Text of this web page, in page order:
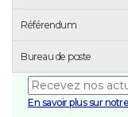
Référendum
Bureau de poste
En savoir plus sur